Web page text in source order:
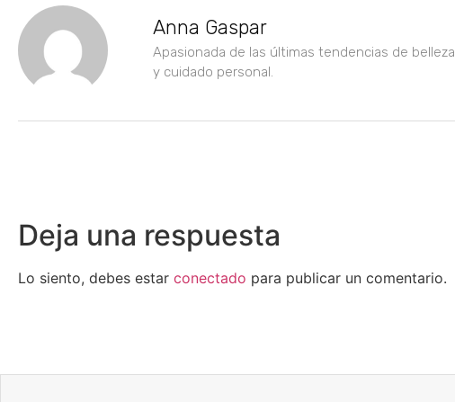
Anna Gaspar
Apasionada de las últimas tendencias de belleza
y cuidado personal.
Deja una respuesta
Lo siento, debes estar conectado para publicar un comentario.